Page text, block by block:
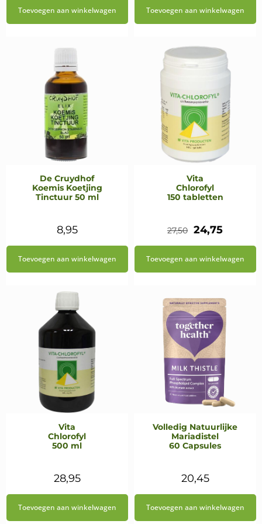
Toevoegen aan winkelwagen Toevoegen aan winkelwagen
De Cruydhof
Koemis Koetjing
Tinctuur 50 ml
8,95
Toevoegen aan winkelwagen
Vita
Chlorofyl
150 tabletten
27,50
prijs
24,75
prijs
is:
Toevoegen aan winkelwagen
Vita
Chlorofyl
500 ml
28,95
Toevoegen aan winkelwagen
Volledig Natuurlijke
Mariadistel
60 Capsules
20,45
Toevoegen aan winkelwagen